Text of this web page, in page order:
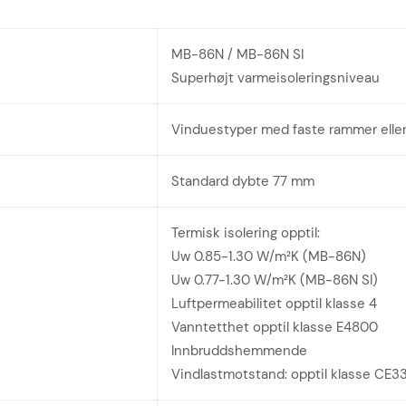
MB-86N / MB-86N SI
Superhøjt varmeisoleringsniveau
Vinduestyper med faste rammer
Standard dybte 77 mm
Termisk isolering opptil:
Uw 0.85-1.30 W/m²K (MB-86N)
Uw 0.77-1.30 W/m²K (MB-86N SI)
Luftpermeabilitet opptil klasse 4
Vanntetthet opptil klasse E4800
Innbruddshemmende
Vindlastmotstand: opptil klasse